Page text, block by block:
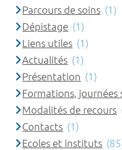
Parcours de soins (1)
Dépistage (1)
Liens utiles (1)
Actualités (1)
Présentation (1)
Formations,
Modalités de recours
Contacts (1)
Ecoles et instituts